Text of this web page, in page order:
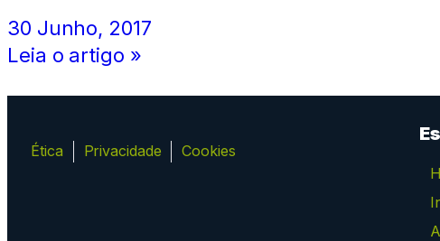
30 Junho, 2017
Leia o artigo »
Ética Privacidade Cookies